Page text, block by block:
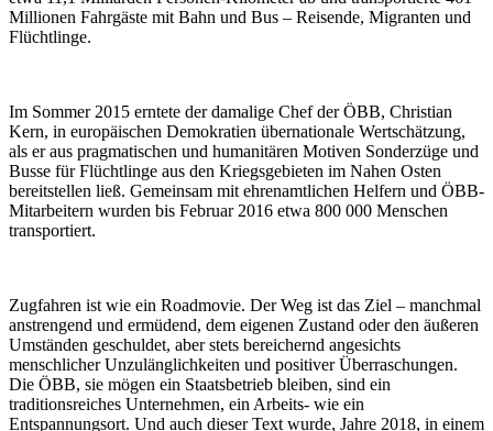
Millionen Fahrgäste mit Bahn und Bus – Reisende, Migranten und
Flüchtlinge.
Im Sommer 2015 erntete der damalige Chef der ÖBB, Christian
Kern, in europäischen Demokratien übernationale Wertschätzung,
als er aus pragmatischen und humanitären Motiven Sonderzüge und
Busse für Flüchtlinge aus den Kriegsgebieten im Nahen Osten
bereitstellen ließ. Gemeinsam mit ehrenamtlichen Helfern und ÖBB-
Mitarbeitern wurden bis Februar 2016 etwa 800 000 Menschen
transportiert.
Zugfahren ist wie ein Roadmovie. Der Weg ist das Ziel – manchmal
anstrengend und ermüdend, dem eigenen Zustand oder den äußeren
Umständen geschuldet, aber stets bereichernd angesichts
menschlicher Unzulänglichkeiten und positiver Überraschungen.
Die ÖBB, sie mögen ein Staatsbetrieb bleiben, sind ein
traditionsreiches Unternehmen, ein Arbeits- wie ein
Entspannungsort. Und auch dieser Text wurde, Jahre 2018, in einem